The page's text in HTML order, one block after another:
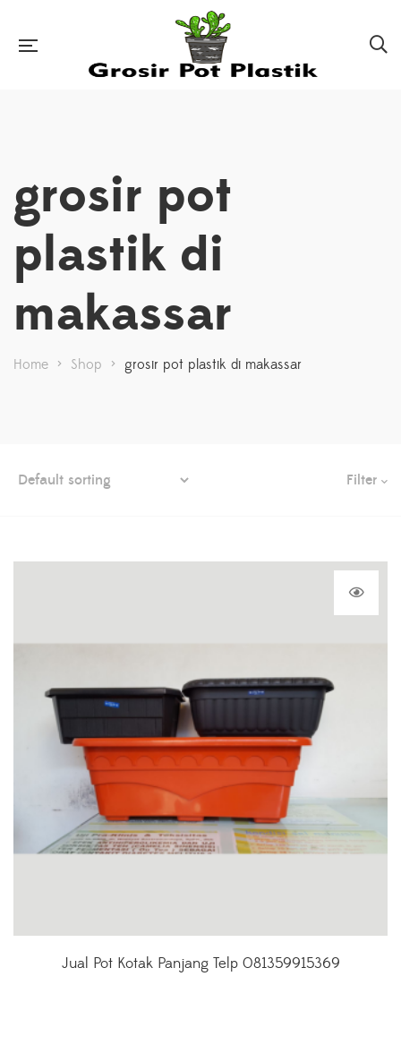
grosir pot
plastik di
makassar
Home > Shop > grosir pot plastik di makassar
Filter
Jual Pot Kotak Panjang Telp 081359915369